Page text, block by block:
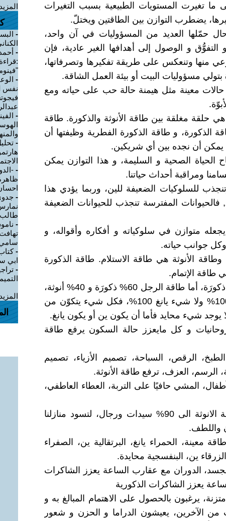
ما تغيرت المستويات الطبيعية بسبب التغيرات
غيرها، يضطرب التوازن بين الطاقتين ويختلّ.
حمّلها العديد من المسؤوليات في آن واحد،
و الوصول إلى أهدافها الغير عادية، فإن
منها وتنعكس على طريقة تفكيرها وتصرفاتها،
مسؤوليات البيت أو بيئة العمل الشاقة.
حالات معينة مثل هيمنة حالة حب على حياته ومع
هي حلقة مغلقة بين طاقة الأنوثة والذكورة. طاقة
الذكورة، و طاقة الذكورة الفطرية وظيفتها أن
يمكن أن نجده بين أي شريكين.
الحياة الصحية و السليمة، و هذا التوازن يمكن
ومراقبة أحداث حياتنا.
للسلوكيات الضعيفة للين، وربما يؤدي هذا
فالحيوانات المفترسة تنجذب للحيوانات الضعيفة
متوازن في سلوكياته و أفكاره وأقواله، و
جوانب حياته.
الأنوثة هي طاقة الاستلام. طاقة الذكورة
طاقة الإتمام.
فطاقة المرأة 60% أنوثة و 40% ذكورَة، أما طاقة الرجل 60% ذكورَة و 40% أنوثة،
أو مايقاربها، ولا يوجد شيء ين 100% ولا شيء يانغ 100%، فكل شيء يتكوّن من
يوجد شيء محايد فأما أن يكون ين أو يكون يانغ.
و كل مايعزز حالة السكون يرفع طاقة
الرقص، السباحة، تصميم الأزياء، تصميم
الرسم، العزف، ترفع طاقة الأنوثة.
المشي حافيًا على التربة، العطاء العاطفي،
يفترض في منازلنا ان نرفع طاقة الانوثة الى 90% سيدات ورجال، لتسود منازلنا
واللطف.
الحمراء يانغ، البرتقالية ين، الصفراء
ين، البنفسجية محايدة.
الدوران مع عقارب الساعة يعزز الشاكرات
يعزز الشاكرات الذكورية
متزنة، يرغبون بالحصول على الاهتمام المبالغ به و
من الآخرين، يعيشون الدراما و الحزن و شعور
-
-
-
-
-
-
-
-
طالب
-
-
ابي
-